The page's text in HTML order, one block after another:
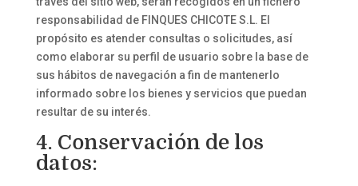
responsabilidad de FINQUES CHICOTE S.L. El
propósito es atender consultas o solicitudes, así
como elaborar su perfil de usuario sobre la base de
sus hábitos de navegación a fin de mantenerlo
informado sobre los bienes y servicios que puedan
resultar de su interés.
4. Conservación de los
datos: